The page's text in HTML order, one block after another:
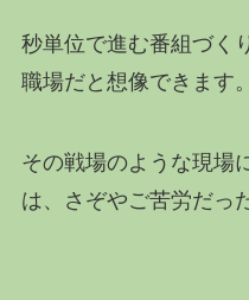
秒単位で進む番組づく
職場だと想像できます。
その戦場のような現場
は、さぞやご苦労だっ